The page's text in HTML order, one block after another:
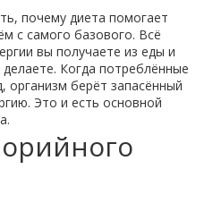
почему диета помогает
с самого базового. Всё
вы получаете из еды и
Когда потреблённые
организм берёт запасённый
Это и есть основной